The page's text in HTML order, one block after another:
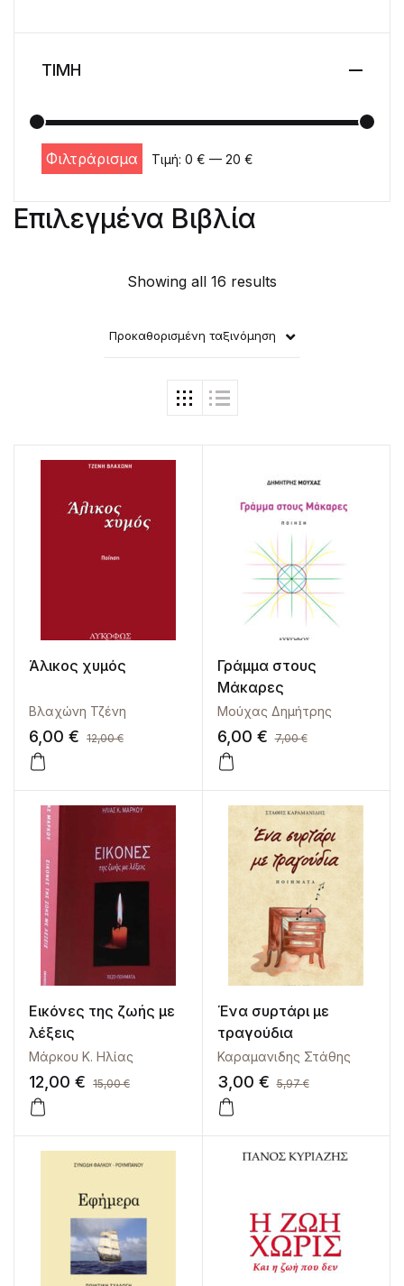
Επιλεγμένα Βιβλία
Showing all 16 results
Προκαθορισμένη ταξινόμηση
Άλικος χυμός
Βλαχώνη Τζένη
6,00 € 12,00€
Γράμμα στους
Μάκαρες
Μούχας Δημήτρης
6,00 € 7,00€
Εικόνες της ζωής με
λέξεις
Μάρκου Κ. Ηλίας
12,00 € 15,00€
Ένα συρτάρι με
τραγούδια
Καραμανιδης Στάθης
3,00 € 5,97€
ΤΙΜΗ
Ελάχιστη τιμή
Μέγιστη τιμή
Φιλτράρισμα Τιμή: 0 € — 20 €